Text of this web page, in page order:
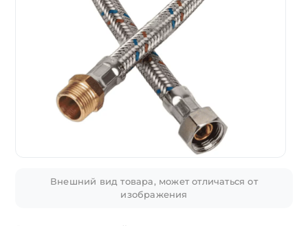
Внешний вид товара, может отличаться от
изображения